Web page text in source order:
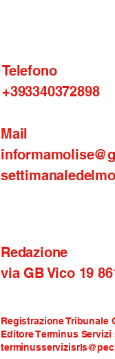
Telefono
+393340372898
Mail
Redazione
via GB Vico 19
Registrazione Tribunale
Editore Terminus Servizi